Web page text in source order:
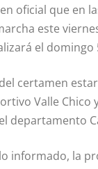
oficial que en
este
el domingo
certamen
Valle Chico
departamento
informado, la